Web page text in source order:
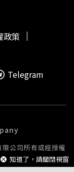
知道了，請關閉視窗
政策
Telegram
公司所有或經授權
送或公開傳輸。